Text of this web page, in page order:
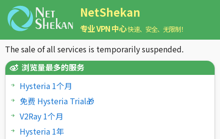
NetShekan
专业 VPN 中心快速、安全、无限制！
The sale of all services is temporarily suspended.
浏览量最多的服务
Hysteria 1个月
免费 Hysteria Trial🎁
V2Ray 1个月
Hysteria 1年